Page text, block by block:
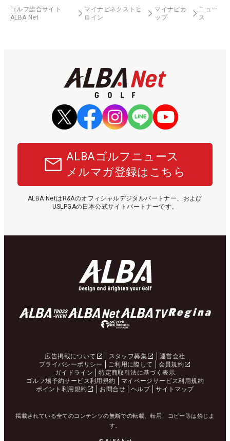
ゴルフ総合サイト
ALBA Net
マイナビネクストヒ
ロイン
マイナビカ
ップ
ニュー
ス
ALBAゴルフニュース
メルマガ登録はこちら
ALBA NetはR&Aのオフィシャルデジタルパートナー、および
USLPGAの日本公式サイトパートナーです。
広告掲載について スタッフ募集
運営会社
プライバシーポリシー
ご利用に際して
会員規約
ガイドライン
特定商取引法に基づく表示
ゴルフ場予約サービス利用規約
マイページサービス利用規約
ポイント利用規約
お問合せ ヘルプ サイトマップ
掲載されている全てのコンテンツの無断での転載、転用、コピー等は禁じま
す。